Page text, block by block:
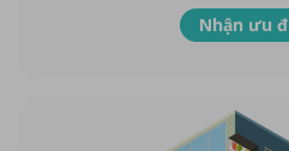
Nhận ưu